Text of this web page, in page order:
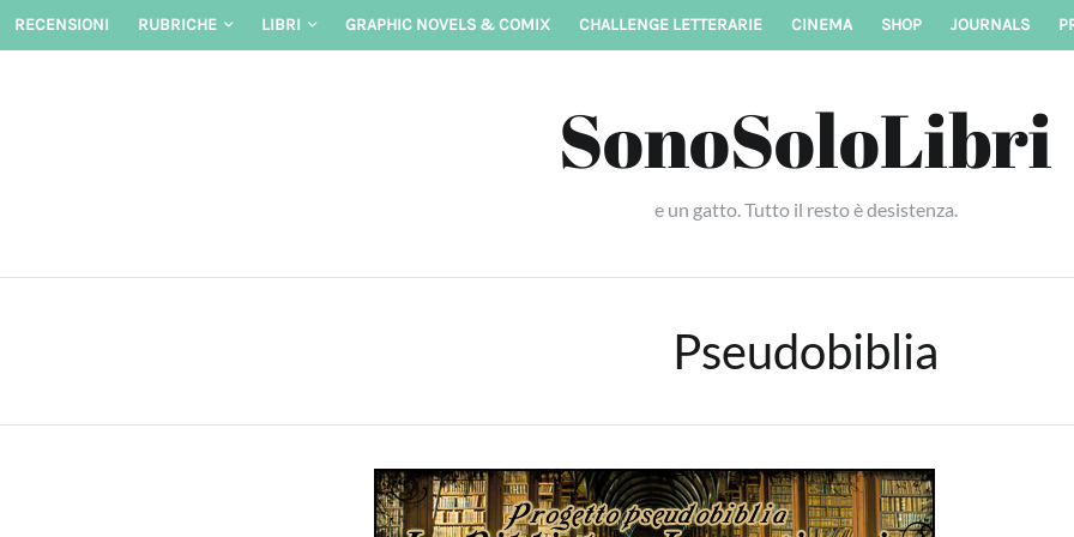
Skip
RECENSIONI RUBRICHE LIBRI GRAPHIC NOVELS & COMIX CHALLENGE LETTERARIE CINEMA SHOP JOURNALS
SonoSoloLibri
e un gatto. Tutto il resto è desistenza.
Pseudobiblia